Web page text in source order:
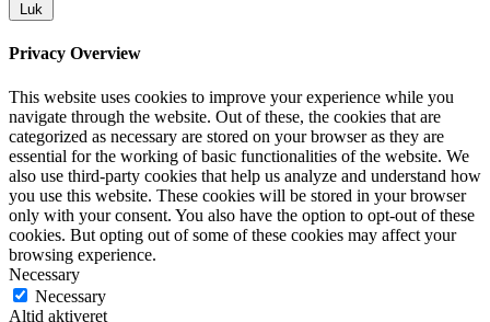
Luk
Privacy Overview
This website uses cookies to improve your experience while you
navigate through the website. Out of these, the cookies that are
categorized as necessary are stored on your browser as they are
essential for the working of basic functionalities of the website. We
also use third-party cookies that help us analyze and understand how
you use this website. These cookies will be stored in your browser
only with your consent. You also have the option to opt-out of these
cookies. But opting out of some of these cookies may affect your
browsing experience.
Necessary
Necessary
Altid aktiveret